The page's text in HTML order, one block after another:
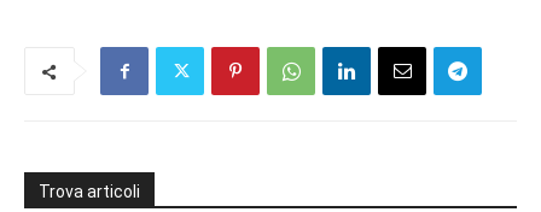
Trova articoli